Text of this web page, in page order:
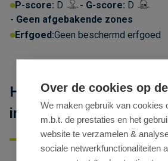
P-score: D G-score: D
Geen afgebakende zones
Erfgoed:Geen beschermd erfgoed
Handelsruimte te huur
in Slagmanstraat in
Over de cookies op
We maken gebruik van cookies
m.b.t. de prestaties en het
website te verzamelen &
sociale netwerkfunctionaliteiten